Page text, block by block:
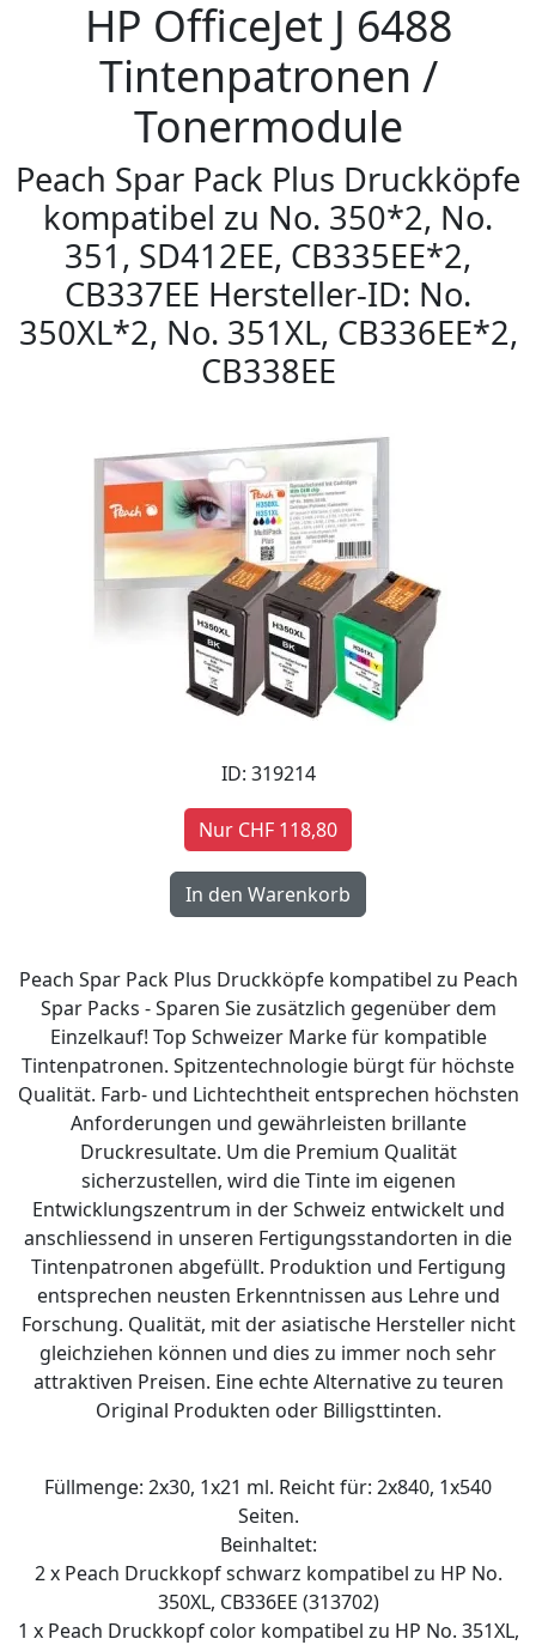
HP OfficeJet J 6488
Tintenpatronen /
Tonermodule
Peach Spar Pack Plus Druckköpfe
kompatibel zu No. 350*2, No.
351, SD412EE, CB335EE*2,
CB337EE Hersteller-ID: No.
350XL*2, No. 351XL, CB336EE*2,
CB338EE
ID: 319214
Nur CHF 118,80
Peach Spar Pack Plus Druckköpfe kompatibel zu Peach
Spar Packs - Sparen Sie zusätzlich gegenüber dem
Einzelkauf! Top Schweizer Marke für kompatible
Tintenpatronen. Spitzentechnologie bürgt für höchste
Qualität. Farb- und Lichtechtheit entsprechen höchsten
Anforderungen und gewährleisten brillante
Druckresultate. Um die Premium Qualität
sicherzustellen, wird die Tinte im eigenen
Entwicklungszentrum in der Schweiz entwickelt und
anschliessend in unseren Fertigungsstandorten in die
Tintenpatronen abgefüllt. Produktion und Fertigung
entsprechen neusten Erkenntnissen aus Lehre und
Forschung. Qualität, mit der asiatische Hersteller nicht
gleichziehen können und dies zu immer noch sehr
attraktiven Preisen. Eine echte Alternative zu teuren
Original Produkten oder Billigsttinten.
Füllmenge: 2x30, 1x21 ml. Reicht für: 2x840, 1x540
Seiten.
Beinhaltet:
2 x Peach Druckkopf schwarz kompatibel zu HP No.
350XL, CB336EE (313702)
1 x Peach Druckkopf color kompatibel zu HP No. 351XL,